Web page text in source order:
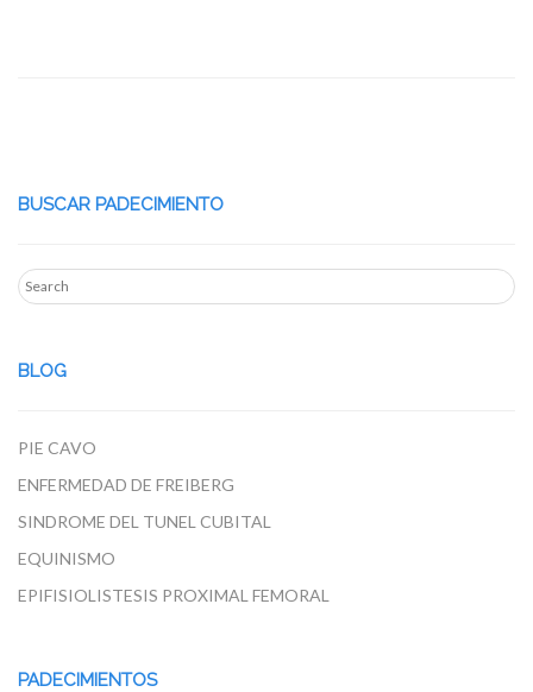
BUSCAR PADECIMIENTO
BLOG
PIE CAVO
ENFERMEDAD DE FREIBERG
SINDROME DEL TUNEL CUBITAL
EQUINISMO
EPIFISIOLISTESIS PROXIMAL FEMORAL
PADECIMIENTOS